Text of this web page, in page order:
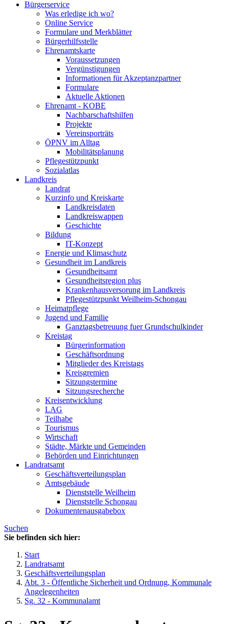
Bürgerservice
Was erledige ich wo?
Online Service
Formulare und Merkblätter
Bürgerhilfsstelle
Ehrenamtskarte
Voraussetzungen
Vergünstigungen
Informationen für Akzeptanzpartner
Formulare
Aktuelle Aktionen
Ehrenamt - KOBE
Nachbarschaftshilfen
Projekte
Vereinsporträts
ÖPNV im Alltag
Mobilitätsplanung
Pflegestützpunkt
Sozialatlas
Landkreis
Landrat
Kurzinfo und Kreiskarte
Landkreisdaten
Landkreiswappen
Geschichte
Bildung
IT-Konzept
Energie und Klimaschutz
Gesundheit im Landkreis
Gesundheitsamt
Gesundheitsregion plus
Krankenhausversorung im Landkreis
Pflegestützpunkt Weilheim-Schongau
Heimatpflege
Jugend und Familie
Ganztagsbetreuung fuer Grundschulkinder
Kreistag
Bürgerinformation
Geschäftsordnung
Mitglieder des Kreistags
Kreisgremien
Sitzungstermine
Sitzungsrecherche
Kreisentwicklung
LAG
Teilhabe
Tourismus
Wirtschaft
Städte, Märkte und Gemeinden
Behörden und Einrichtungen
Landratsamt
Geschäftsverteilungsplan
Amtsgebäude
Dienststelle Weilheim
Dienststelle Schongau
Dokumentenausgabebox
Suchen
Sie befinden sich hier:
Start
Landratsamt
Geschäftsverteilungsplan
Abt. 3 - Öffentliche Sicherheit und Ordnung, Kommunale
Angelegenheiten
Sg. 32 - Kommunalamt